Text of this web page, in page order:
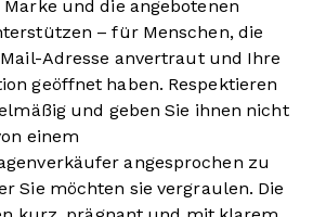
und die angebotenen
– für Menschen, die
Adresse anvertraut und Ihre
geöffnet haben. Respektieren
und geben Sie ihnen nicht
einem
angesprochen zu
Sie möchten sie vergraulen. Die